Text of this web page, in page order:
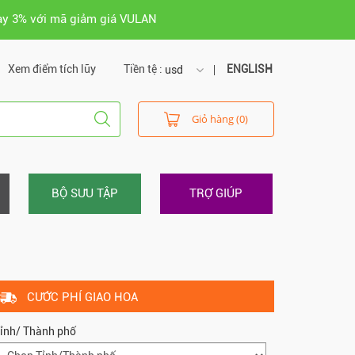
3% với mã giảm giá VULAN
Tiền tệ : usd
usd
vnd
ENGLISH
Xem điểm tích lũy
Giỏ hàng (0)
BỘ SƯU TẬP TRỢ GIÚP
CƯỚC PHÍ GIAO HOA
Thành phố